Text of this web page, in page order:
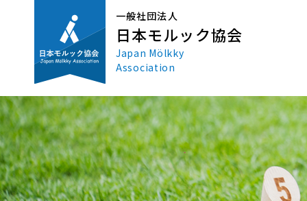
一般社団法人
日本モルック協会
Japan Mölkky
Association